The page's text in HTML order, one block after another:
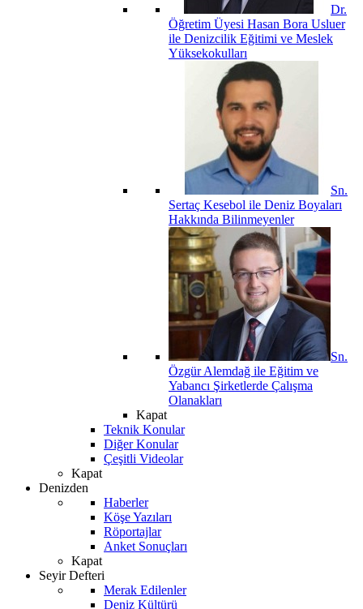
Dr.
Öğretim Üyesi Hasan Bora Usluer
ile Denizcilik Eğitimi ve Meslek
Yüksekokulları
Sn.
Sertaç Kesebol ile Deniz Boyaları
Hakkında Bilinmeyenler
Sn.
Özgür Alemdağ ile Eğitim ve
Yabancı Şirketlerde Çalışma
Olanakları
Kapat
Teknik Konular
Diğer Konular
Çeşitli Videolar
Kapat
Denizden
Haberler
Köşe Yazıları
Röportajlar
Anket Sonuçları
Kapat
Seyir Defteri
Merak Edilenler
Deniz Kültürü